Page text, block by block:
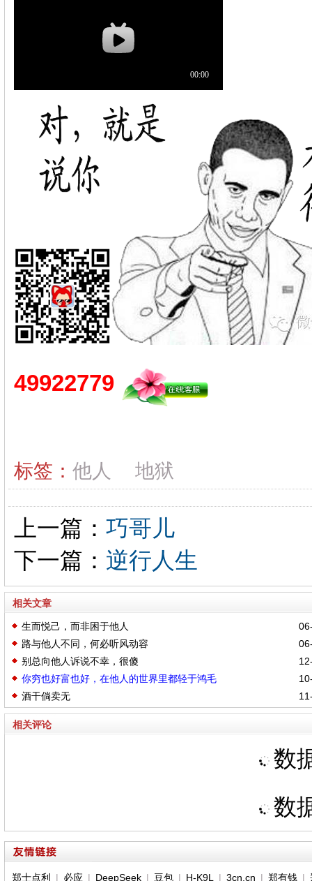
49922779
标签： 他人 地狱
上一篇： 巧哥儿
下一篇： 逆行人生
相关文章
生而悦己，而非困于他人
路与他人不同，何必听风动容
别总向他人诉说不幸，很傻
你穷也好富也好，在他人的世界里都轻于鸿毛
酒干倘卖无
相关评论
数
数
郑士点利 | 必应 | DeepSeek| 豆包| H-K9L | 3cn.cn | 郑有钱|